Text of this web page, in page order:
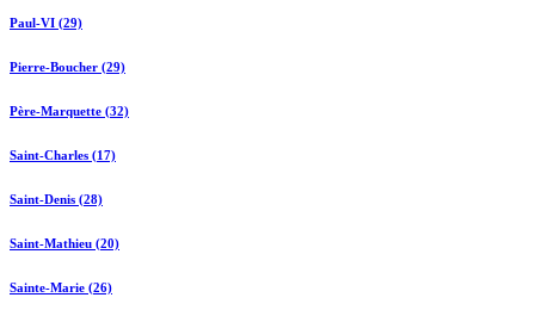
Paul-VI (29)
Pierre-Boucher (29)
Père-Marquette (32)
Saint-Charles (17)
Saint-Denis (28)
Saint-Mathieu (20)
Sainte-Marie (26)